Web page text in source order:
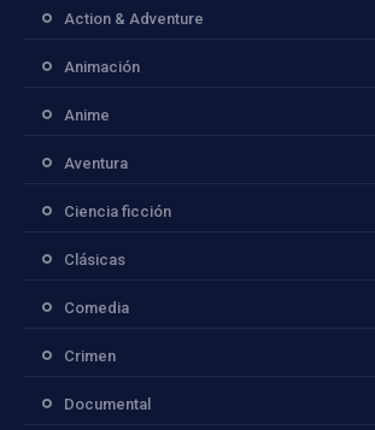
Action & Adventure
Animación
Anime
Aventura
Ciencia ficción
Clásicas
Comedia
Crimen
Documental